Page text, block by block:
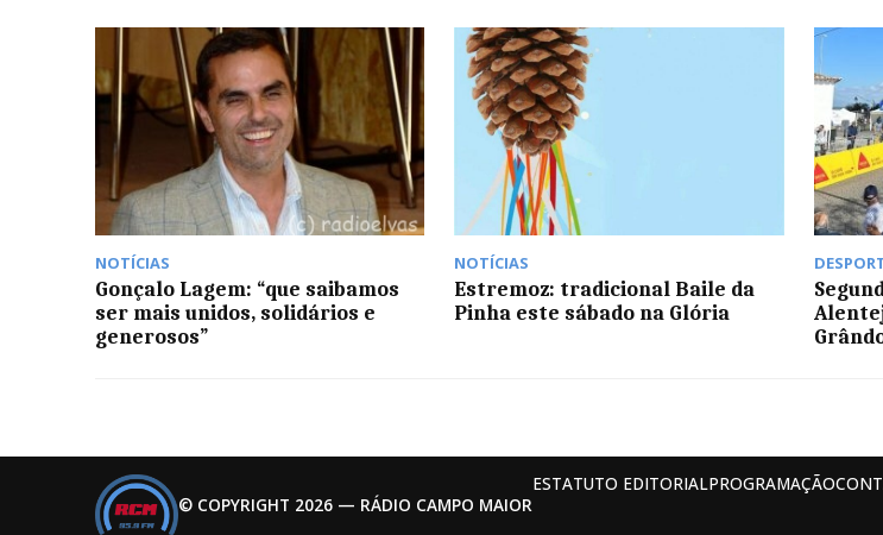
NOTÍCIAS
Gonçalo Lagem: “que saibamos
ser mais unidos, solidários e
generosos”
NOTÍCIAS
Estremoz: tradicional Baile da
Pinha este sábado na Glória
© COPYRIGHT 2026 — RÁDIO CAMPO MAIOR
ESTATUTO EDITORIALPROGRAMAÇÃO